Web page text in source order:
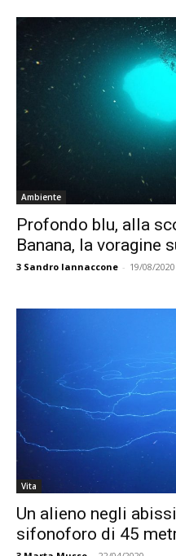
Ambiente
Profondo blu, alla
Banana, la voragine
3 Sandro Iannaccone - 19/08/2020
Vita
Un alieno negli
sifonoforo di 45